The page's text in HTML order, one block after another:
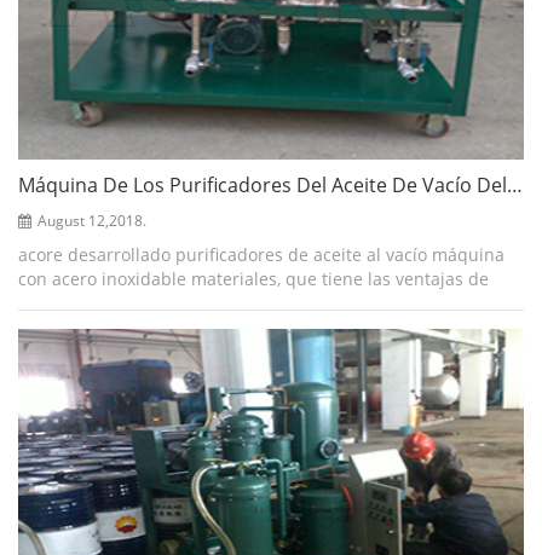
Máquina De Los Purificadores Del Aceite De Vacío Del Acero Inoxidable
August 12,2018.
acore desarrollado purificadores de aceite al vacío máquina
con acero inoxidable materiales, que tiene las ventajas de
poco ruido, tiempo de tra...